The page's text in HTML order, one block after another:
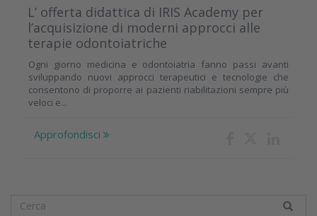
L’ offerta didattica di IRIS Academy per
l’acquisizione di moderni approcci alle
terapie odontoiatriche
Ogni giorno medicina e odontoiatria fanno passi avanti
sviluppando nuovi approcci terapeutici e tecnologie che
consentono di proporre ai pazienti riabilitazioni sempre più
veloci e...
Approfondisci